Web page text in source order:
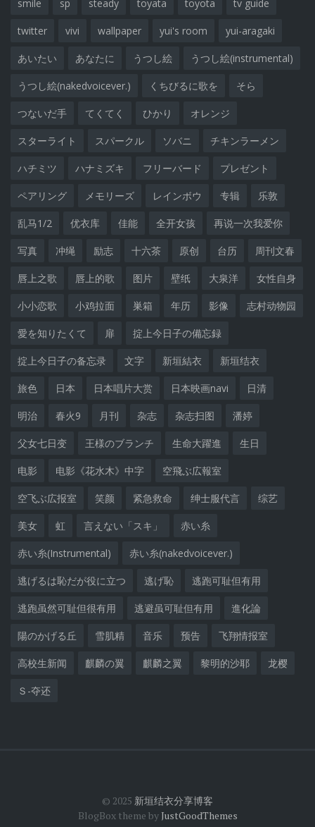
smile sp steady toyata toyota tv guide
twitter vivi wallpaper yui's room yui-aragaki
あいたい あなたに うつし絵 うつし絵(instrumental)
うつし絵(nakedvoicever.) くちびるに歌を そら
つないだ手 てくてく ひかり オレンジ
スターライト スパークル ソバニ チキンラーメン
ハチミツ ハナミズキ フリーバード プレゼント
ペアリング メモリーズ レインボウ 专辑 乐敦
乱马1/2 优衣库 佳能 全开女孩 再说一次我爱你
写真 冲绳 励志 十六茶 原创 台历 周刊文春
唇上之歌 唇上的歌 图片 壁纸 大泉洋 女性自身
小小恋歌 小鸡拉面 巣箱 年历 影像 志村动物园
愛を知りたくて 扉 掟上今日子の備忘録
掟上今日子の备忘录 文字 新垣結衣 新垣结衣
旅色 日本 日本唱片大赏 日本映画navi 日清
明治 春火9 月刊 杂志 杂志扫图 潘婷
父女七日变 王様のブランチ 生命大躍進 生日
电影 电影《花水木》中字 空飛ぶ広報室
空飞ぶ広报室 笑颜 紧急救命 绅士服代言 综艺
美女 虹 言えない「スキ」 赤い糸
赤い糸(Instrumental) 赤い糸(nakedvoicever.)
逃げるは恥だが役に立つ 逃げ恥 逃跑可耻但有用
逃跑虽然可耻但很有用 逃避虽可耻但有用 進化論
陽のかげる丘 雪肌精 音乐 预告 飞翔情报室
高校生新闻 麒麟の翼 麒麟之翼 黎明的沙耶 龙樱
Ｓ-夺还
© 2025 新垣结衣分享博客
BlogBox theme byJustGoodThemes